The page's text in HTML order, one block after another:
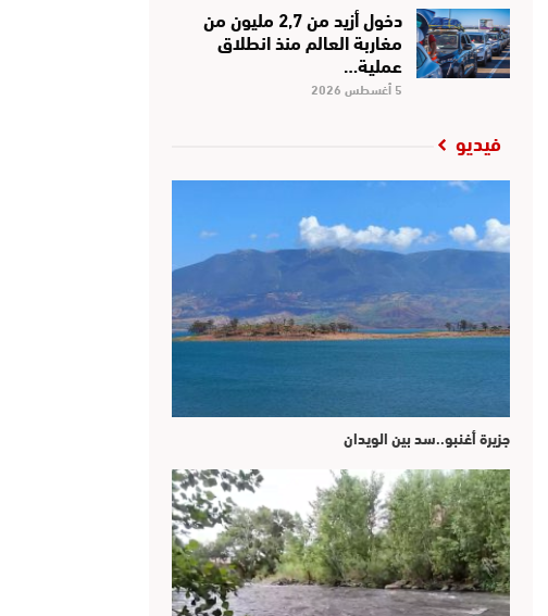
دخول أزيد من 2,7 مليون من
مغاربة العالم منذ انطلاق
عملية…
5 أغسطس 2026
فيديو
جزيرة أغنبو..سد بين الويدان